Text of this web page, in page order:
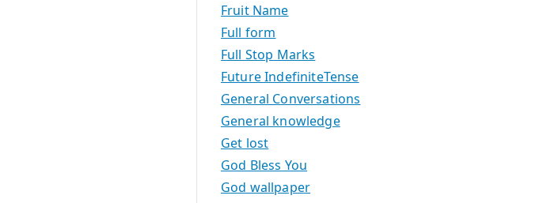
Fruit Name
Full form
Full Stop Marks
Future IndefiniteTense
General Conversations
General knowledge
Get lost
God Bless You
God wallpaper